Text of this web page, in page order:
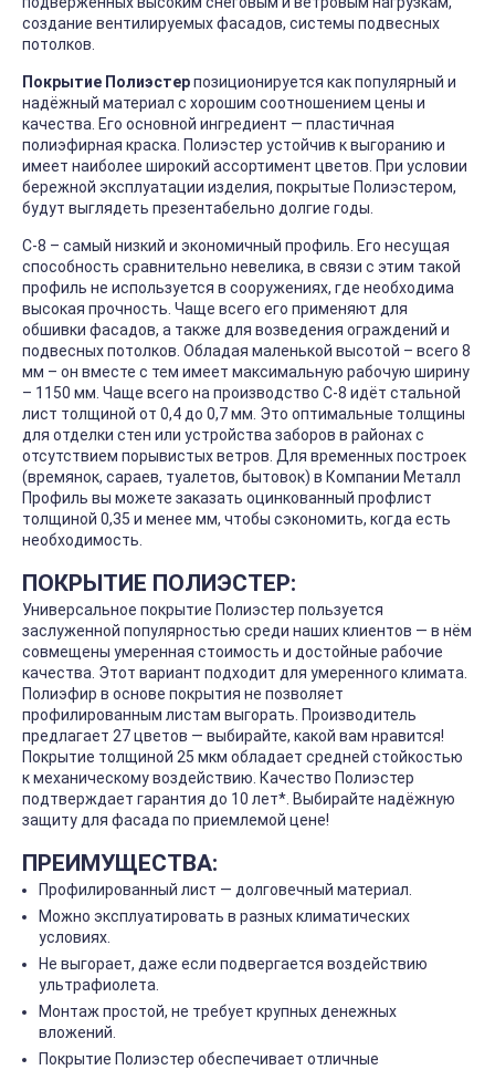
создание вентилируемых фасадов, системы подвесных
потолков.
Покрытие Полиэстерпозиционируется как популярный и
надёжный материал с хорошим соотношением цены и
качества. Его основной ингредиент — пластичная
полиэфирная краска. Полиэстер устойчив к выгоранию и
имеет наиболее широкий ассортимент цветов. При условии
бережной эксплуатации изделия, покрытые Полиэстером,
будут выглядеть презентабельно долгие годы.
С-8 – самый низкий и экономичный профиль. Его несущая
способность сравнительно невелика, в связи с этим такой
профиль не используется в сооружениях, где необходима
высокая прочность. Чаще всего его применяют для
обшивки фасадов, а также для возведения ограждений и
подвесных потолков. Обладая маленькой высотой – всего 8
мм – он вместе с тем имеет максимальную рабочую ширину
– 1150 мм. Чаще всего на производство С-8 идёт стальной
лист толщиной от 0,4 до 0,7 мм. Это оптимальные толщины
для отделки стен или устройства заборов в районах с
отсутствием порывистых ветров. Для временных построек
(времянок, сараев, туалетов, бытовок) в Компании Металл
Профиль вы можете заказать оцинкованный профлист
толщиной 0,35 и менее мм, чтобы сэкономить, когда есть
необходимость.
ПОКРЫТИЕ ПОЛИЭСТЕР:
Универсальное покрытие Полиэстер пользуется
заслуженной популярностью среди наших клиентов — в нём
совмещены умеренная стоимость и достойные рабочие
качества. Этот вариант подходит для умеренного климата.
Полиэфир в основе покрытия не позволяет
профилированным листам выгорать. Производитель
предлагает 27 цветов — выбирайте, какой вам нравится!
Покрытие толщиной 25 мкм обладает средней стойкостью
к механическому воздействию. Качество Полиэстер
подтверждает гарантия до 10 лет*. Выбирайте надёжную
защиту для фасада по приемлемой цене!
ПРЕИМУЩЕСТВА:
Профилированный лист — долговечный материал.
Можно эксплуатировать в разных климатических
условиях.
Не выгорает, даже если подвергается воздействию
ультрафиолета.
Монтаж простой, не требует крупных денежных
вложений.
Покрытие Полиэстер обеспечивает отличные